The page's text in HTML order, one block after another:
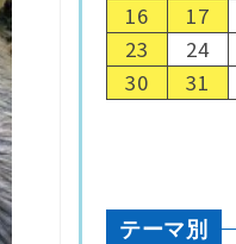
16
17
23
24
30
31
テーマ別